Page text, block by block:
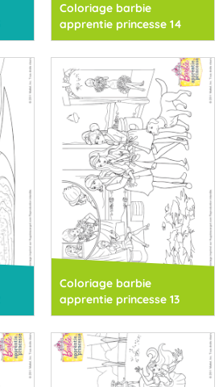
Coloriage barbie
apprentie princesse 14
Coloriage barbie
apprentie princesse 13